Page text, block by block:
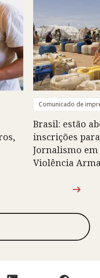
Comunicado de
Brasil: estão
inscrições
Jornalismo
Violência